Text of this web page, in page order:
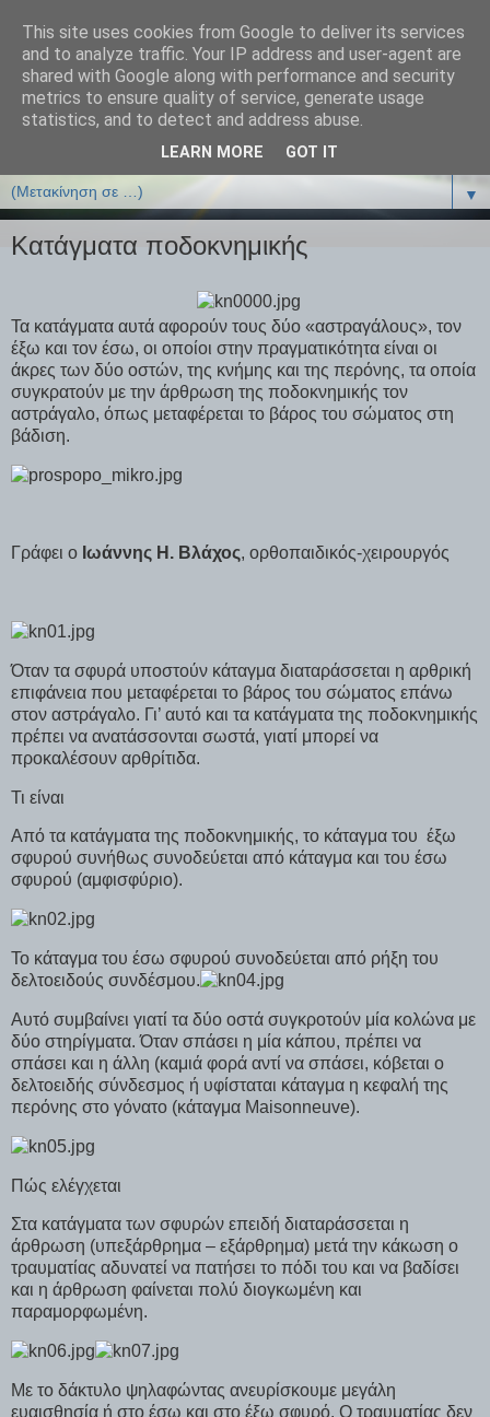
ΒΙΟΛΟΓΙΑonline.gr
Online Μαθήματα Βιολογίας
▼
Κατάγματα ποδοκνημικής
Τα κατάγματα αυτά αφορούν τους δύο «αστραγάλους», τον
έξω και τον έσω, οι οποίοι στην πραγματικότητα είναι οι
άκρες των δύο οστών, της κνήμης και της περόνης, τα οποία
συγκρατούν με την άρθρωση της ποδοκνημικής τον
αστράγαλο, όπως μεταφέρεται το βάρος του σώματος στη
βάδιση.
Γράφει ο Ιωάννης Η. Βλάχος, ορθοπαιδικός-χειρουργός
Όταν τα σφυρά υποστούν κάταγμα διαταράσσεται η αρθρική
επιφάνεια που μεταφέρεται το βάρος του σώματος επάνω
στον αστράγαλο. Γι’ αυτό και τα κατάγματα της ποδοκνημικής
πρέπει να ανατάσσονται σωστά, γιατί μπορεί να
προκαλέσουν αρθρίτιδα.
Τι είναι
Από τα κατάγματα της ποδοκνημικής, το κάταγμα του έξω
σφυρού συνήθως συνοδεύεται από κάταγμα και του έσω
σφυρού (αμφισφύριο).
Το κάταγμα του έσω σφυρού συνοδεύεται από ρήξη του
δελτοειδούς συνδέσμου.
Αυτό συμβαίνει γιατί τα δύο οστά συγκροτούν μία κολώνα με
δύο στηρίγματα. Όταν σπάσει η μία κάπου, πρέπει να
σπάσει και η άλλη (καμιά φορά αντί να σπάσει, κόβεται ο
δελτοειδής σύνδεσμος ή υφίσταται κάταγμα η κεφαλή της
περόνης στο γόνατο (κάταγμα Maisonneuve).
Πώς ελέγχεται
Στα κατάγματα των σφυρών επειδή διαταράσσεται η
άρθρωση (υπεξάρθρημα – εξάρθρημα) μετά την κάκωση ο
τραυματίας αδυνατεί να πατήσει το πόδι του και να βαδίσει
και η άρθρωση φαίνεται πολύ διογκωμένη και
παραμορφωμένη.
Με το δάκτυλο ψηλαφώντας ανευρίσκουμε μεγάλη
ευαισθησία ή στο έσω και στο έξω σφυρό. Ο τραυματίας δεν
This site uses cookies from Google to deliver its services
and to analyze traffic. Your IP address and user-agent are
shared with Google along with performance and security
metrics to ensure quality of service, generate usage
statistics, and to detect and address abuse.
LEARN MORE GOT IT